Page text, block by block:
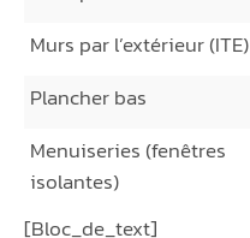
Murs par l’extérieur (ITE)
Plancher bas
Menuiseries (fenêtres
isolantes)
[Bloc_de_text]